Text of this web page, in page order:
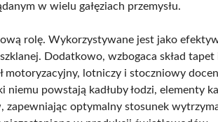
w wielu gałęziach przemysłu.
rolę. Wykorzystywane jest jako
Dodatkowo, wzbogaca skład tapet
motoryzacyjny, lotniczy i stoczniowy
niemu powstają kadłuby łodzi, elementy
optymalny stosunek